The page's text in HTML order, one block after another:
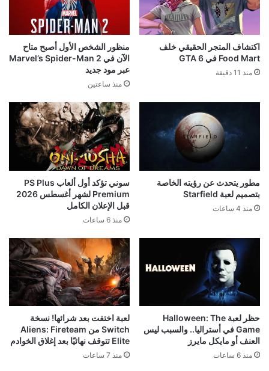
اكتشاف المتجر الحقيقي خلف
Food Mart في GTA 6
منذ 11 دقيقة
منظور الشخص الأول أصبح متاح
الآن في Marvel’s Spider-Man 2
عبر مود جديد
منذ ساعتين
مطور يتحدث عن رؤيته الخاصة
بتصميم لعبة Starfield
منذ 4 ساعات
سوني تؤكد أول ألعاب PS Plus
Premium لشهر أغسطس 2026
قبل الإعلان الكامل
منذ 6 ساعات
حظر لعبة Halloween: The
Game في أستراليا.. والسبب ليس
العنف أو مايكل مايرز
منذ 6 ساعات
لعبة اختفت بعد شرائها! نسخة
Switch من Aliens: Fireteam
Elite تتوقف نهائيًا بعد إغلاق الخوادم
منذ 7 ساعات